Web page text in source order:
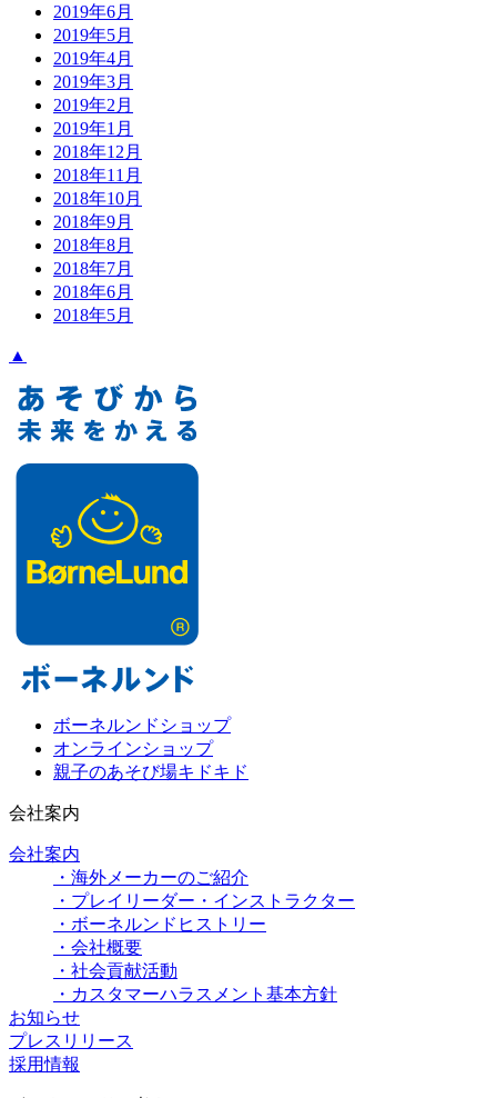
2019年6月
2019年5月
2019年4月
2019年3月
2019年2月
2019年1月
2018年12月
2018年11月
2018年10月
2018年9月
2018年8月
2018年7月
2018年6月
2018年5月
▲
ボーネルンドショップ
オンラインショップ
親子のあそび場キドキド
会社案内
会社案内
・海外メーカーのご紹介
・プレイリーダー・インストラクター
・ボーネルンドヒストリー
・会社概要
・社会貢献活動
・カスタマーハラスメント基本方針
お知らせ
プレスリリース
採用情報